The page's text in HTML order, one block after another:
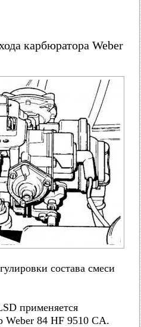
карбюратора Weber
состава смеси
применяется
Weber 84 HF 9510 CA.